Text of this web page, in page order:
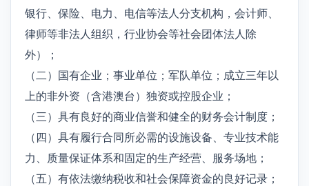
银行、保险、电力、电信等法人分支机构，会计师、
律师等非法人组织，行业协会等社会团体法人除
外）；
（二）国有企业；事业单位；军队单位；成立三年以
上的非外资（含港澳台）独资或控股企业；
（三）具有良好的商业信誉和健全的财务会计制度；
（四）具有履行合同所必需的设施设备、专业技术能
力、质量保证体系和固定的生产经营、服务场地；
（五）有依法缴纳税收和社会保障资金的良好记录；